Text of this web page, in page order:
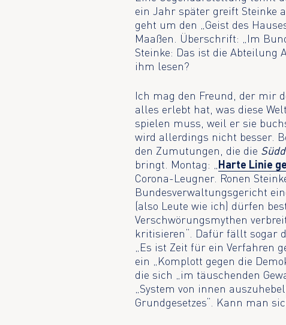
ein Jahr später greift Steinke
geht um den „Geist des
Maaßen. Überschrift: „Im
Steinke: Das ist die Abteilung
ihm lesen?
Ich mag den Freund, der mir
alles erlebt hat, was diese
spielen muss, weil er sie
wird allerdings nicht besser.
den Zumutungen, die die
bringt. Montag: „Harte Linie
Corona-Leugner. Ronen
Bundesverwaltungsgericht
(also Leute wie ich) dürfen
Verschwörungsmythen
kritisieren“. Dafür fällt sogar
„Es ist Zeit für ein Verfahren
ein „Komplott gegen die
die sich „im täuschenden
„System von innen
Grundgesetzes“. Kann man